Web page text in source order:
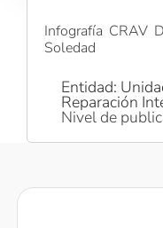
Infografía CRAV
Soledad
Entidad:
Reparación
Nivel de